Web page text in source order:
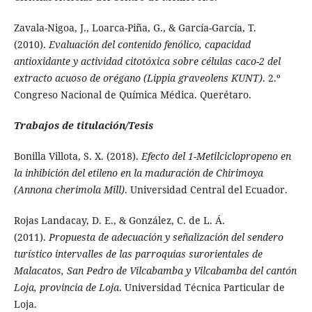
Zavala-Nigoa, J., Loarca-Piña, G., & García-García, T.
(2010).Evaluación del contenido fenólico, capacidad
antioxidante y actividad citotóxica sobre células caco-2 del
extracto acuoso de orégano (Lippia graveolens KUNT). 2.º
Congreso Nacional de Química Médica. Querétaro.
Trabajos de titulación/Tesis
Bonilla Villota, S. X. (2018).Efecto del 1-Metilciclopropeno en
la inhibición del etileno en la maduración de Chirimoya
(Annona cherimola Mill). Universidad Central del Ecuador.
Rojas Landacay, D. E., & González, C. de L. Á.
(2011).Propuesta de adecuación y señalización del sendero
turístico intervalles de las parroquias surorientales de
Malacatos, San Pedro de Vilcabamba y Vilcabamba del cantón
Loja, provincia de Loja. Universidad Técnica Particular de
Loja.